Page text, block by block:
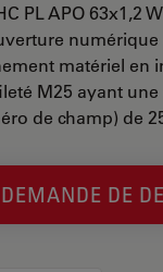
PL APO 63x1,2
matériel en
M25 ayant
de champ) de
DEMANDE DE